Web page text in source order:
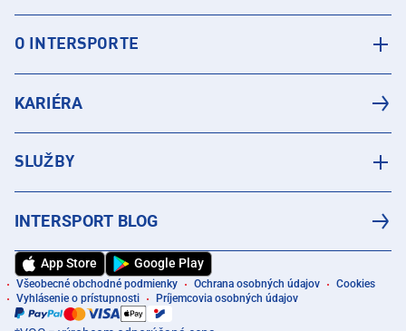
O INTERSPORTE
KARIÉRA
SLUŽBY
INTERSPORT BLOG
App Store Google Play
Všeobecné obchodné podmienky Ochrana osobných údajov
Cookies
Vyhlásenie o prístupnosti
Príjemcovia osobných údajov